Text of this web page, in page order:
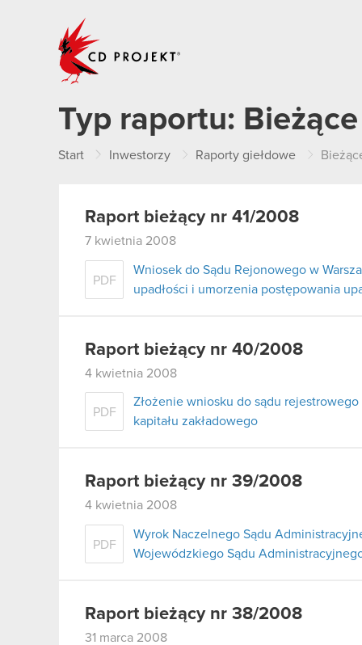
Typ raportu: Bieżące
Start Inwestorzy Raporty giełdowe
Raport bieżący nr 41/2008
7 kwietnia 2008
PDF
Wniosek do Sądu Rejonowego w
upadłości i umorzenia postępowania
Raport bieżący nr 40/2008
4 kwietnia 2008
PDF
Złożenie wniosku do sądu
kapitału zakładowego
Raport bieżący nr 39/2008
4 kwietnia 2008
PDF
Wyrok Naczelnego Sądu
Wojewódzkiego Sądu
Raport bieżący nr 38/2008
31 marca 2008